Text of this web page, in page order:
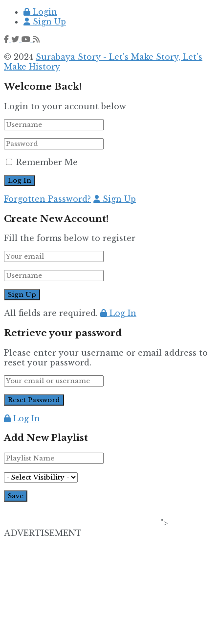
Login
Sign Up
© 2024 Surabaya Story - Let's Make Story, Let's
Make History
Welcome Back!
Login to your account below
Remember Me
Forgotten Password? Sign Up
Create New Account!
Fill the forms below to register
All fields are required. Log In
Retrieve your password
Please enter your username or email address to
reset your password.
Log In
Add New Playlist
">
ADVERTISEMENT